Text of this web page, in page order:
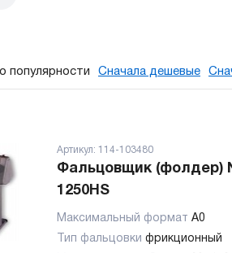
популярности Сначала дешевые
Артикул: 114-103480
Фальцовщик (фолдер)
1250HS
Максимальный формат А0
Тип фальцовки фрикционный